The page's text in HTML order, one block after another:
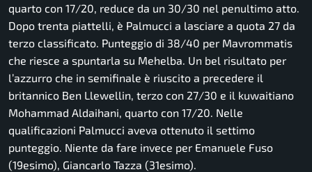
quarto con 17/20, reduce da un 30/30 nel penultimo atto.
Dopo trenta piattelli, è Palmucci a lasciare a quota 27 da
terzo classificato. Punteggio di 38/40 per Mavrommatis
che riesce a spuntarla su Mehelba. Un bel risultato per
l’azzurro che in semifinale è riuscito a precedere il
britannico Ben Llewellin, terzo con 27/30 e il kuwaitiano
Mohammad Aldaihani, quarto con 17/20. Nelle
qualificazioni Palmucci aveva ottenuto il settimo
punteggio. Niente da fare invece per Emanuele Fuso
(19esimo), Giancarlo Tazza (31esimo).